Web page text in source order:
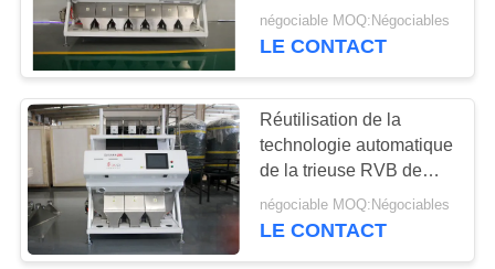
Trieuse de maïs
10
de couleur de haricot de
capteur de CCD de
négociable MOQ:Négociables
LE CONTACT
Réutilisation de la
technologie automatique
de la trieuse RVB de
couleur de soja de CCD
de 3 canaux
négociable MOQ:Négociables
LE CONTACT